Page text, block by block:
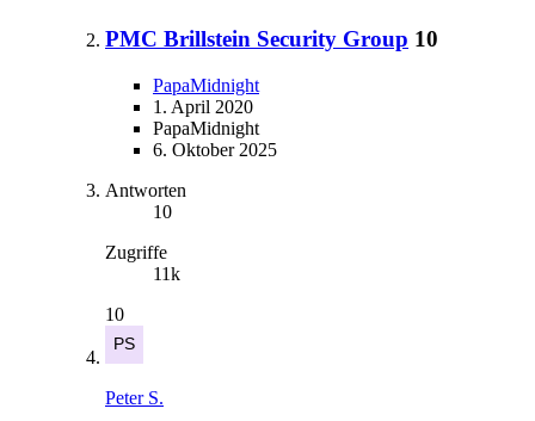
PMC Brillstein Security Group 10
PapaMidnight
1. April 2020
PapaMidnight
6. Oktober 2025
Antworten
10
Zugriffe
11k
10
Peter S.